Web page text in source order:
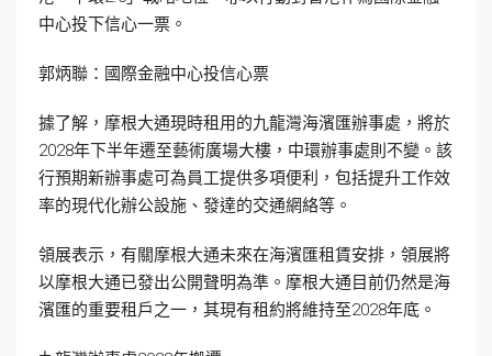
中心投下信心一票。
郭炳聯：國際金融中心投信心票
據了解，摩根大通現時租用的九龍灣海濱匯辦事處，將於
2028年下半年遷至藝術廣場大樓，中環辦事處則不變。該
行預期新辦事處可為員工提供多項便利，包括提升工作效
率的現代化辦公設施、發達的交通網絡等。
領展表示，有關摩根大通未來在海濱匯租賃安排，領展將
以摩根大通已發出公開聲明為準。摩根大通目前仍然是海
濱匯的重要租戶之一，其現有租約將維持至2028年底。